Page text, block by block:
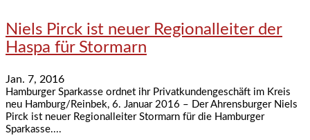
Niels Pirck ist neuer Regionalleiter der
Haspa für Stormarn
Jan. 7, 2016
Hamburger Sparkasse ordnet ihr Privatkundengeschäft im Kreis
neu Hamburg/Reinbek, 6. Januar 2016 – Der Ahrensburger Niels
Pirck ist neuer Regionalleiter Stormarn für die Hamburger
Sparkasse....